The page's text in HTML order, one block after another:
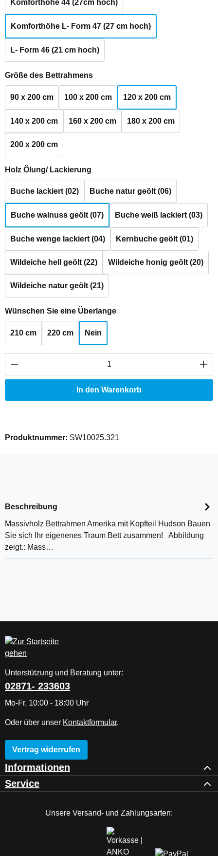
Komforthöhe 44 (27cm hoch)
Komforthöhe L- Form 47 (27 cm hoch)
L- Form 46 (21 cm hoch)
Größe des Bettrahmensauswählen
90 x 200 cm 100 x 200 cm 120 x 200 cm
140 x 200 cm 160 x 200 cm 180 x 200 cm
200 x 200 cm
Holz Ölung/ Lackierung
Buche lackiert (02) Buche natur geölt (06)
Buche walnuss geölt (07) Buche weiß lackiert (03)
Buche wenge lackiert (04) Kernbuche geölt (01)
Wildeiche hell geölt (22) Wildeiche honig geölt (20)
Wildeiche natur geölt (21)
Wünschen Sie eine Überlangeauswählen
210 cm 220 cm Nein
Produkt Anzahl: Gib den gewünschten
In den Warenkorb
Produktnummer: SW10025.321
Beschreibung
Massivholz Bettrahmen Amerika mit Kopfteil Hudson Bauen
Sie sich Ihr eigenenes Traum Bett zusammen! Abbildung
zeigt.: Mass…
Unterstützung und Beratung unter:
02871- 233603
Mo-Fr, 10:00 - 18:00 Uhr
Oder über unser Kontaktformular.
Vertrag widerrufen
Informationen
Service
Unsere Versand- und Zahlungsarten: